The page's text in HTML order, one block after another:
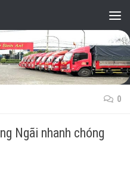
0
Ngãi nhanh chóng